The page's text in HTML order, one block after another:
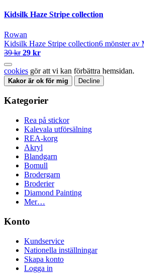
Kidsilk Haze Stripe collection
Rowan
Kidsilk Haze Stripe collection6 mönster av
39 kr 29 kr
cookies gör att vi kan förbättra hemsidan.
Kakor är ok för mig Decline
Kategorier
Rea på stickor
Kalevala utförsälning
REA-korg
Akryl
Blandgarn
Bomull
Brodergarn
Broderier
Diamond Painting
Mer…
Konto
Kundservice
Nationella inställningar
Skapa konto
Logga in